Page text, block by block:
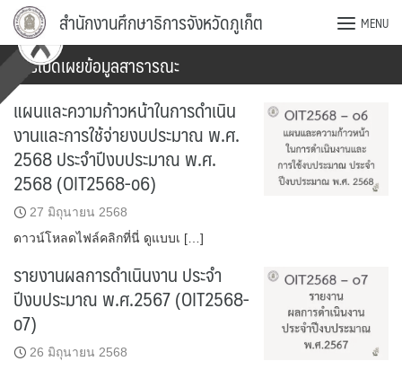
Skip
content
สำนักงานศึกษาธิการจังหวัดภูเก็ต MENU
การเปิดเผยข้อมูลสาธารณะ
แผนและความก้าวหน้าในการดำเนิน
งานและการใช้จ่ายงบประมาณ พ.ศ.
2568 ประจำปีงบประมาณ พ.ศ.
2568 (OIT2568-o6)
27 มิถุนายน 2568
ดาวน์โหลดไฟล์คลิกที่นี่ ดูแบบเ […]
รายงานผลการดำเนินงาน ประจำ
ปีงบประมาณ พ.ศ.2567 (OIT2568-
o7)
26 มิถุนายน 2568